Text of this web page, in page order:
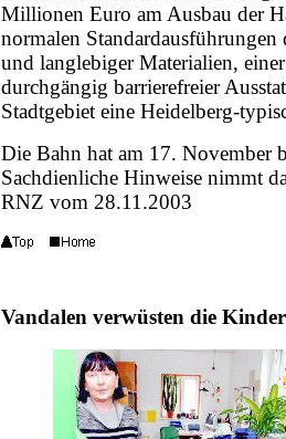
Millionen Euro am Ausbau der
normalen
und langlebiger Materialien,
durchgängig barrierefreier
Stadtgebiet eine Heidelberg-
Die Bahn hat am 17. November
Sachdienliche Hinweise nimmt
RNZ vom 28.11.2003
Vandalen verwüsten die